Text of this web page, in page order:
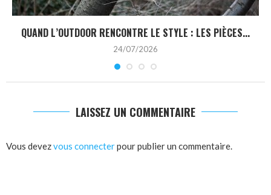
QUAND L’OUTDOOR RENCONTRE LE STYLE : LES PIÈCES...
24/07/2026
LAISSEZ UN COMMENTAIRE
Vous devezvous connecterpour publier un commentaire.